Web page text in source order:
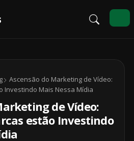
Ascensão do Marketing de Vídeo:
Investindo Mais Nessa Mídia
de Vídeo:
estão Investindo